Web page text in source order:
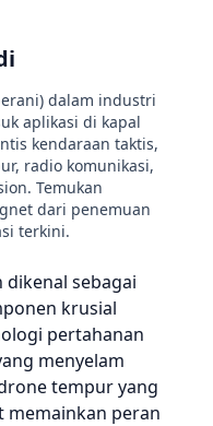
dalam industri
aplikasi di kapal
kendaraan taktis,
radio komunikasi,
Temukan
dari penemuan
terkini.
dikenal sebagai
krusial
pertahanan
menyelam
tempur yang
memainkan peran